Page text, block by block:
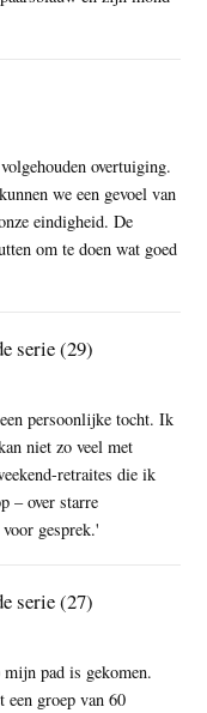
overtuiging.
we een gevoel van
eindigheid. De
om te doen wat goed
serie (29)
persoonlijke tocht. Ik
niet zo veel met
retraites die ik
– over starre
gesprek.'
serie (27)
pad is gekomen.
groep van 60